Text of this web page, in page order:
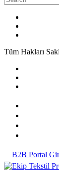
Tüm Hakları
B2B Portal